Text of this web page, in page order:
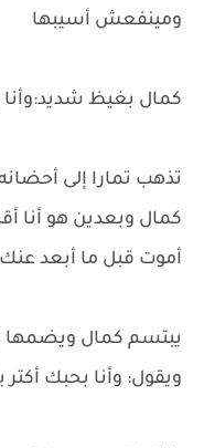
ومينفعش أسيبها
كمال بغيظ شديد:وأنا
تذهب تمارا إلى
كمال وبعدين هو أنا
أموت قبل ما أبعد عنك
يبتسم كمال ويضمها
ويقول: وأنا بحبك أكتر